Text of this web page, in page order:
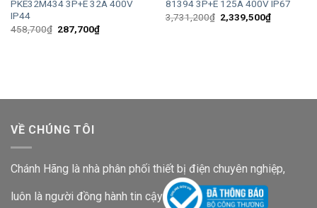
PKE32M434 3P+E 32A 400V
IP44
458,700₫ Giá
287,700₫Giá
hiện
81394 3P+E 125A 400V IP67
3,731,200₫ Giá
gốc
2,339,500₫Giá
hiện
VỀ CHÚNG TÔI
Chánh Hãng là nhà phân phối thiết bị điện chuyên nghiệp,
luôn là người đồng hành tin cậy